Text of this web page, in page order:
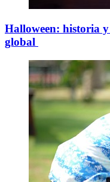
Halloween: historia
global